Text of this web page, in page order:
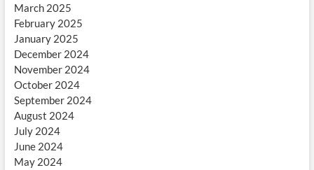
March 2025
February 2025
January 2025
December 2024
November 2024
October 2024
September 2024
August 2024
July 2024
June 2024
May 2024